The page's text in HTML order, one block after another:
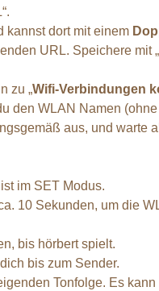
kannst dort mit einem
URL. Speichere mit
zu „Wifi-Verbindungen
den WLAN Namen
aus, und warte
im SET Modus.
10 Sekunden, um die
bis hörbert spielt.
bis zum Sender.
Tonfolge. Es